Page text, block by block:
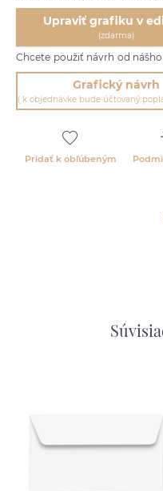
Upraviť grafiku v
(zdarma)
Chcete použiť návrh od
Grafický návrh
( k objednávke bude účtovaný
Pridať k obľúbeným